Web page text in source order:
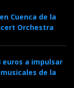
Cuenca de la
Orchestra
euros a impulsar
de la